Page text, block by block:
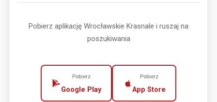
Pobierz aplikację Wrocławskie Krasnale i ruszaj na
poszukiwania
Pobierz
Google Play
Pobierz
App Store